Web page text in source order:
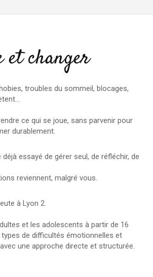
changer
troubles du sommeil, blocages,
ce qui se joue, sans parvenir pour
durablement.
essayé de gérer seul, de réfléchir, de
reviennent, malgré vous.
à Lyon 2.
et les adolescents à partir de 16
de difficultés émotionnelles et
une approche directe et structurée.